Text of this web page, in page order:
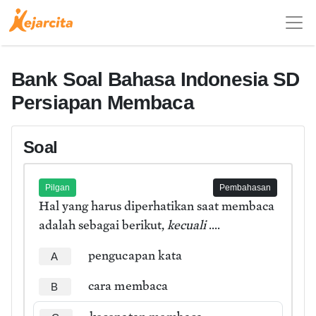
Bank Soal Bahasa Indonesia SD
Persiapan Membaca
Soal
Pilgan Pembahasan
Hal yang harus diperhatikan saat membaca
adalah sebagai berikut,kecuali....
A pengucapan kata
B cara membaca